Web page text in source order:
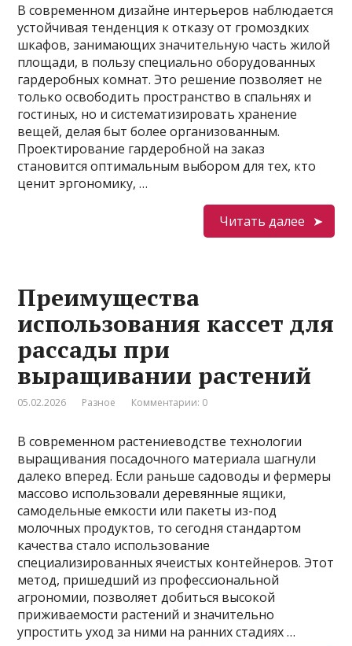
В современном дизайне интерьеров наблюдается
устойчивая тенденция к отказу от громоздких
шкафов, занимающих значительную часть жилой
площади, в пользу специально оборудованных
гардеробных комнат. Это решение позволяет не
только освободить пространство в спальнях и
гостиных, но и систематизировать хранение
вещей, делая быт более организованным.
Проектирование гардеробной на заказ
становится оптимальным выбором для тех, кто
ценит эргономику, …
Читать далее
Преимущества
использования кассет для
рассады при
выращивании растений
05.02.2026 Разное Комментарии: 0
В современном растениеводстве технологии
выращивания посадочного материала шагнули
далеко вперед. Если раньше садоводы и фермеры
массово использовали деревянные ящики,
самодельные емкости или пакеты из-под
молочных продуктов, то сегодня стандартом
качества стало использование
специализированных ячеистых контейнеров. Этот
метод, пришедший из профессиональной
агрономии, позволяет добиться высокой
приживаемости растений и значительно
упростить уход за ними на ранних стадиях …